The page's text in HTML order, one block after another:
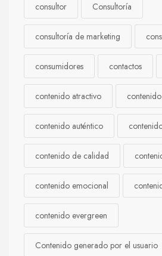
consultor Consultoría
consultoría de marketing
consumidores contactos
contenido atractivo
contenido auténtico
contenido de calidad
contenido emocional
contenido evergreen
Contenido generado por el usuario